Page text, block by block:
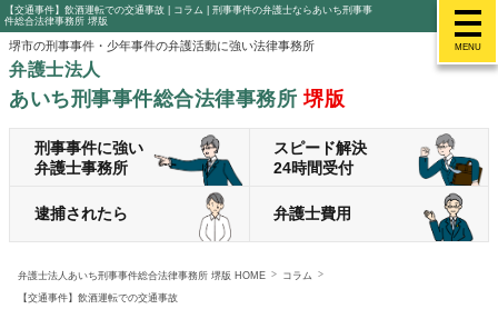
MENU
【交通事件】飲酒運転での交通事故 | コラム | 刑事事件の弁護士ならあいち刑事事
件総合法律事務所 堺版
堺市の刑事事件・少年事件の弁護活動に強い法律事務所
弁護士法人
あいち刑事事件総合法律事務所堺版
刑事事件に強い
弁護士事務所
スピード解決
24時間受付
逮捕されたら 弁護士費用
弁護士法人あいち刑事事件総合法律事務所 堺版 HOME
コラム
【交通事件】飲酒運転での交通事故